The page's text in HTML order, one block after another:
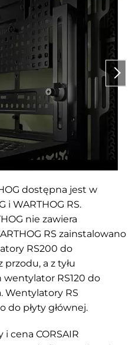
dostępna jest w
i WARTHOG RS.
nie zawiera
RS zainstalowano
RS200 do
a z tyłu
RS120 do
Wentylatory RS
do płyty głównej.
cena CORSAIR